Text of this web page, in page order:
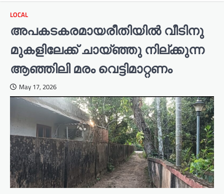
LOCAL
അപകടകരമായരീതിയിൽ വീടിനു
മുകളിലേക്ക് ചായ്ഞ്ഞു നില്ക്കുന്ന
ആഞ്ഞിലി മരം വെട്ടിമാറ്റണം
May 17, 2026